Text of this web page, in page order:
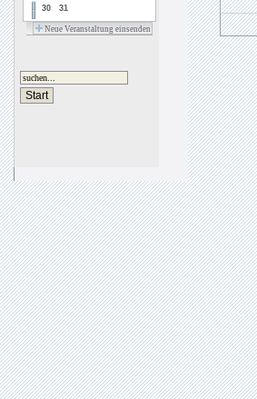
30 31
Neue Veranstaltung einsenden